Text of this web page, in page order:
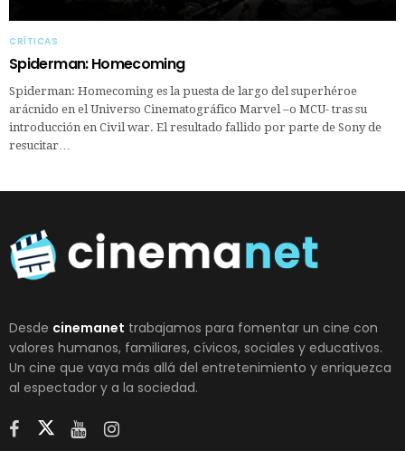
CRÍTICAS
Spiderman: Homecoming
Spiderman: Homecoming es la puesta de largo del superhéroe
arácnido en el Universo Cinematográfico Marvel –o MCU- tras su
introducción en Civil war. El resultado fallido por parte de Sony de
resucitar…
Desde cinemanet trabajamos para fomentar un cine con
valores humanos, familiares, cívicos, sociales y educativos.
Un cine que vaya más allá del entretenimiento y enriquezca
al espectador y a la sociedad.